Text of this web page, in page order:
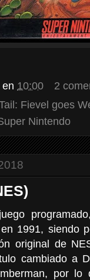
en 10:00
2
Fievel goes
Nintendo
1991, siendo
original de
cambiado a
por